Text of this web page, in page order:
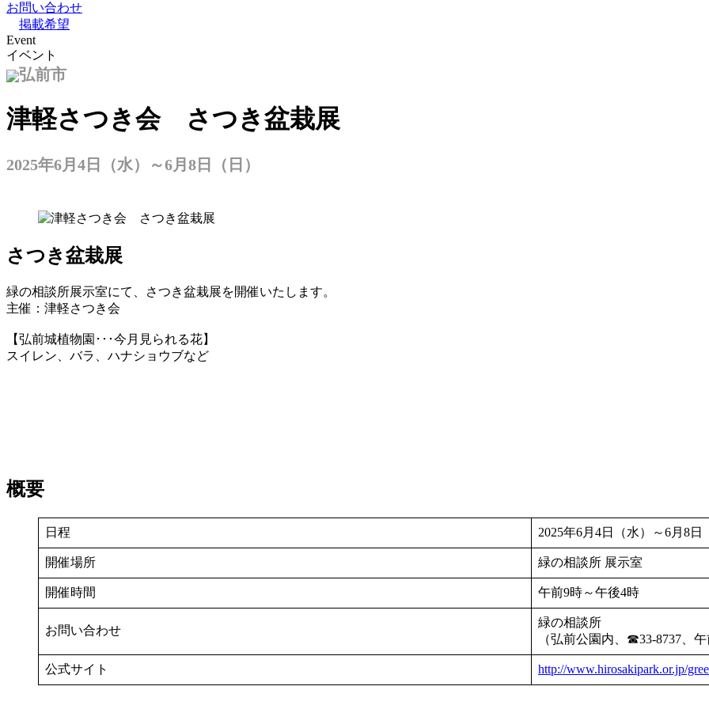
お問い合わせ
掲載希望
Event
イベント
弘前市
津軽さつき会 さつき盆栽展
2025年6月4日（水）～6月8日（日）
さつき盆栽展
緑の相談所展示室にて、さつき盆栽展を開催いたします。
主催：津軽さつき会
【弘前城植物園･･･今月見られる花】
スイレン、バラ、ハナショウブなど
概要
日程 2025年6月4日（水）～6月8日
開催場所 緑の相談所 展示室
開催時間 午前9時～午後4時
お問い合わせ
緑の相談所
（弘前公園内、☎33-8737、午
公式サイト http://www.hirosakipark.or.jp/